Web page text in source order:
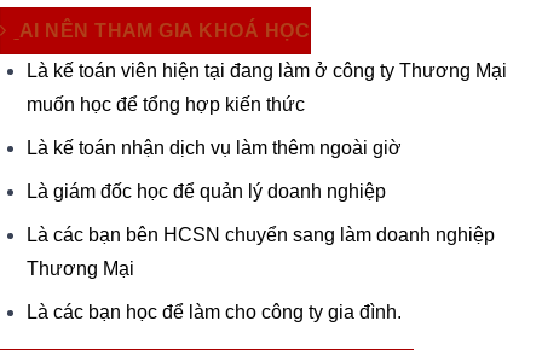
AI NÊN THAM GIA KHOÁ HỌC
Là kế toán viên hiện tại đang làm ở công ty Thương Mại
muốn học để tổng hợp kiến thức
Là kế toán nhận dịch vụ làm thêm ngoài giờ
Là giám đốc học để quản lý doanh nghiệp
Là các bạn bên HCSN chuyển sang làm doanh nghiệp
Thương Mại
Là các bạn học để làm cho công ty gia đình.